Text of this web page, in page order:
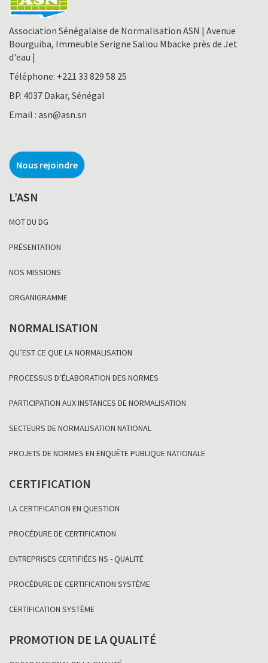
Association Sénégalaise de Normalisation ASN | Avenue
Bourguiba, Immeuble Serigne Saliou Mbacke près de Jet
d'eau |
Téléphone: +221 33 829 58 25
BP. 4037 Dakar, Sénégal
Email : asn@asn.sn
Nous rejoindre
L’ASN
MOT DU DG
PRÉSENTATION
NOS MISSIONS
ORGANIGRAMME
NORMALISATION
QU’EST CE QUE LA NORMALISATION
PROCESSUS D’ÉLABORATION DES NORMES
PARTICIPATION AUX INSTANCES DE NORMALISATION
SECTEURS DE NORMALISATION NATIONAL
PROJETS DE NORMES EN ENQUÊTE PUBLIQUE NATIONALE
CERTIFICATION
LA CERTIFICATION EN QUESTION
PROCÉDURE DE CERTIFICATION
ENTREPRISES CERTIFIÉES NS - QUALITÉ
PROCÉDURE DE CERTIFICATION SYSTÈME
CERTIFICATION SYSTÈME
PROMOTION DE LA QUALITÉ